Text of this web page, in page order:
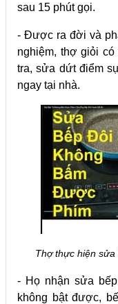
sau 15 phút gọi.
- Được ra đời và
nghiệm, thợ giỏi
tra, sửa dứt điểm
ngay tại nhà.
Thợ thực hiện
- Họ nhận sửa
không bật được,